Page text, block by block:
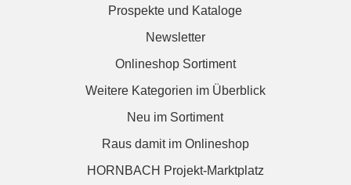
Prospekte und Kataloge
Newsletter
Onlineshop Sortiment
Weitere Kategorien im Überblick
Neu im Sortiment
Raus damit im Onlineshop
HORNBACH Projekt-Marktplatz